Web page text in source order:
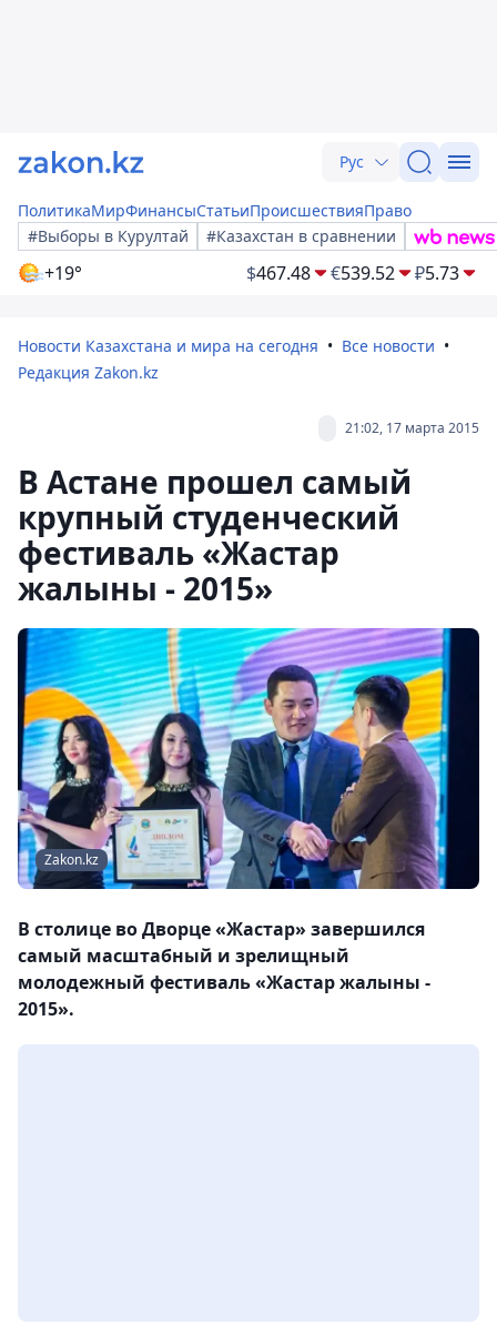
Рус
ПолитикаМирФинансыСтатьиПроисшествияПраво
#Выборы в Курултай
#Казахстан в сравнении
+19° $467.48 €539.52 ₽5.73
Новости Казахстана и мира на сегодня
Все новости
Редакция Zakon.kz
21:02, 17 марта 2015
В Астане прошел самый
крупный студенческий
фестиваль «Жастар
жалыны - 2015»
Zakon.kz
В столице во Дворце «Жастар» завершился
самый масштабный и зрелищный
молодежный фестиваль «Жастар жалыны -
2015».